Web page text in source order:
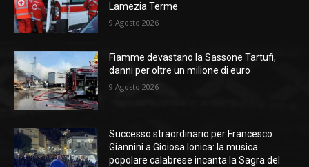
Lamezia Terme
9 Agosto 2026
Fiamme devastano la Sassone Tartufi,
danni per oltre un milione di euro
9 Agosto 2026
Successo straordinario per Francesco
Giannini a Gioiosa Ionica: la musica
popolare calabrese incanta la Sagra del